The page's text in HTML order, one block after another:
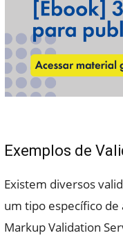
Exemplos de
Existem diversos
um tipo específico
Markup Validation